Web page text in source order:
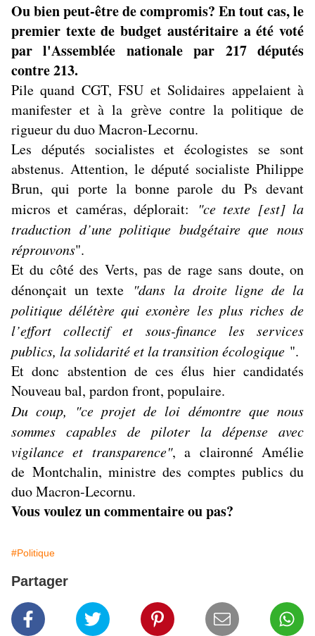
Ou bien peut-être de compromis? En tout cas, le
premier texte de budget austéritaire a été voté
par l'Assemblée nationale par 217 députés
contre 213.
Pile quand CGT, FSU et Solidaires appelaient à
manifester et à la grève contre la politique de
rigueur du duo Macron-Lecornu.
Les députés socialistes et écologistes se sont
abstenus. Attention, le député socialiste Philippe
Brun, qui porte la bonne parole du Ps devant
micros et caméras, déplorait:
"ce texte [est] la
traduction d’une politique budgétaire que nous
réprouvons".
Et du côté des Verts, pas de rage sans doute, on
dénonçait un texte
"dans la droite ligne de la
politique délétère qui exonère les plus riches de
l’effort collectif et sous-finance les services
publics, la solidarité et la transition écologique ".
Et donc abstention de ces élus hier candidatés
Nouveau bal, pardon front, populaire.
Du coup, "ce projet de loi démontre que nous
sommes capables de piloter la dépense avec
vigilance et transparence", a claironné Amélie
de Montchalin, ministre des comptes publics du
duo Macron-Lecornu.
Vous voulez un commentaire ou pas?
#Politique
Partager